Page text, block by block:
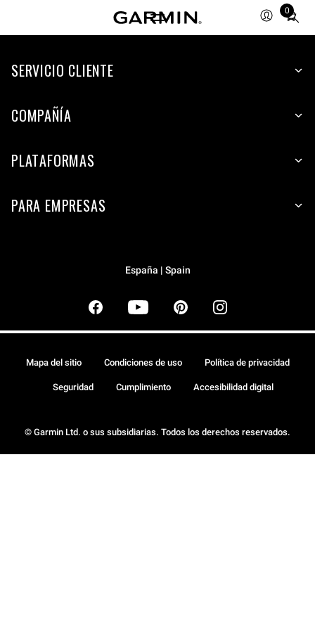
0
Total
items
cart:
SERVICIO CLIENTE
COMPAÑÍA
PLATAFORMAS
PARA EMPRESAS
España | Spain
© Garmin Ltd. o sus subsidiarias. Todos los derechos reservados.
Mapa del sitio Condiciones de uso Política de privacidad
Seguridad Cumplimiento Accesibilidad digital